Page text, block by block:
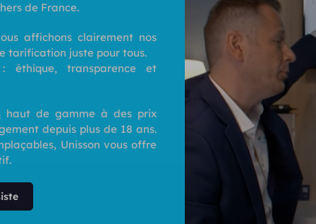
de France.
affichons clairement nos
tarification juste pour tous.
éthique, transparence et
haut de gamme à des prix
depuis plus de 18 ans.
Unisson vous offre